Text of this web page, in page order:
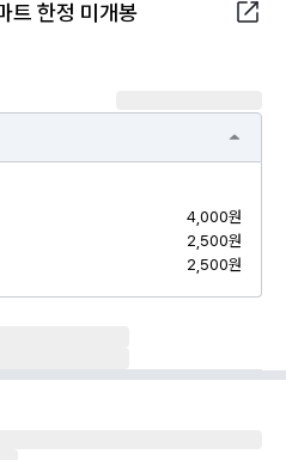
트 한정 미개봉
4,000원
2,500원
2,500원